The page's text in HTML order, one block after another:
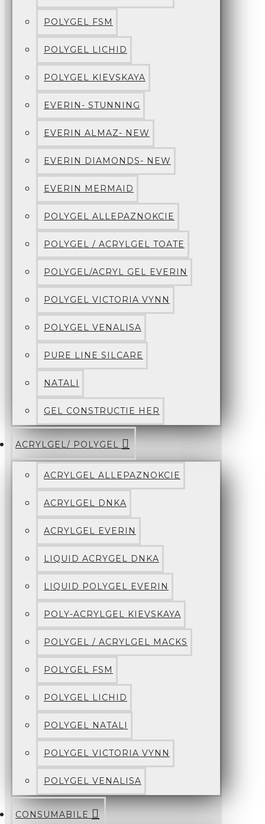
POLYGEL FSM
POLYGEL LICHID
POLYGEL KIEVSKAYA
EVERIN- STUNNING
EVERIN ALMAZ- NEW
EVERIN DIAMONDS- NEW
EVERIN MERMAID
POLYGEL ALLEPAZNOKCIE
POLYGEL / ACRYLGEL TOATE
POLYGEL/ACRYL GEL EVERIN
POLYGEL VICTORIA VYNN
POLYGEL VENALISA
PURE LINE SILCARE
NATALI
GEL CONSTRUCTIE HER
ACRYLGEL/ POLYGEL
ACRYLGEL ALLEPAZNOKCIE
ACRYLGEL DNKA
ACRYLGEL EVERIN
LIQUID ACRYGEL DNKA
LIQUID POLYGEL EVERIN
POLY-ACRYLGEL KIEVSKAYA
POLYGEL / ACRYLGEL MACKS
POLYGEL FSM
POLYGEL LICHID
POLYGEL NATALI
POLYGEL VICTORIA VYNN
POLYGEL VENALISA
CONSUMABILE